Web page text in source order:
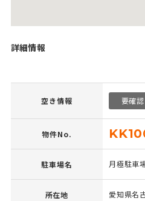
詳細情報
空き情報 要確認
物件No.
駐車場名 月極駐車
所在地 愛知県名